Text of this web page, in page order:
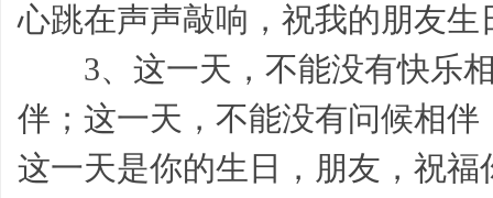
心跳在声声敲响，祝我的朋友生
3、这一天，不能没有快乐相
伴；这一天，不能没有问候相
这一天是你的生日，朋友，祝福